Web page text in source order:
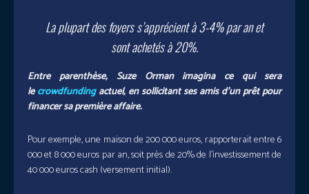
La plupart des foyers s’apprécient à 3-4% par an et
sont achetés à 20%.
Entre parenthèse, Suze Orman imagina ce qui sera
lecrowdfundingactuel, en sollicitant ses amis d’un prêt pour
financer sa première affaire.
Pour exemple, une maison de 200 000 euros, rapporterait entre 6
000 et 8 000 euros par an, soit près de 20% de l’investissement de
40 000 euros cash (versement initial).